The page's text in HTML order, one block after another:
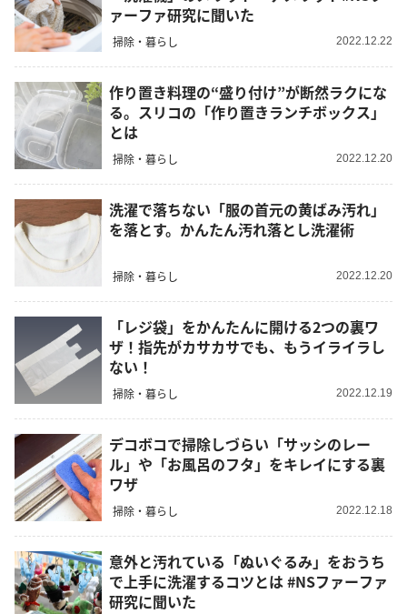
ァーファ研究に聞いた
掃除・暮らし 2022.12.22
作り置き料理の“盛り付け”が断然ラクにな
る。スリコの「作り置きランチボックス」
とは
掃除・暮らし 2022.12.20
洗濯で落ちない「服の首元の黄ばみ汚れ」
を落とす。かんたん汚れ落とし洗濯術
掃除・暮らし 2022.12.20
「レジ袋」をかんたんに開ける2つの裏ワ
ザ！指先がカサカサでも、もうイライラし
ない！
掃除・暮らし 2022.12.19
デコボコで掃除しづらい「サッシのレー
ル」や「お風呂のフタ」をキレイにする裏
ワザ
掃除・暮らし 2022.12.18
意外と汚れている「ぬいぐるみ」をおうち
で上手に洗濯するコツとは #NSファーファ
研究に聞いた